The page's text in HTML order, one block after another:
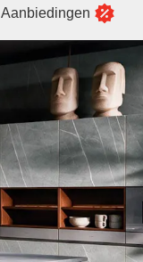
Aanbiedingen